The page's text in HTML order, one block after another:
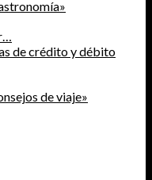
de crédito y débito
de viaje»